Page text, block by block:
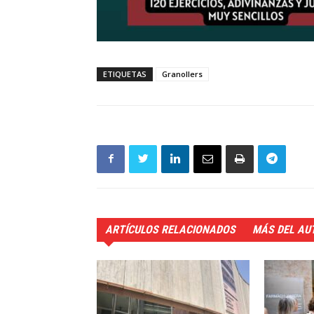
ETIQUETAS Granollers
ARTÍCULOS RELACIONADOS MÁS DEL